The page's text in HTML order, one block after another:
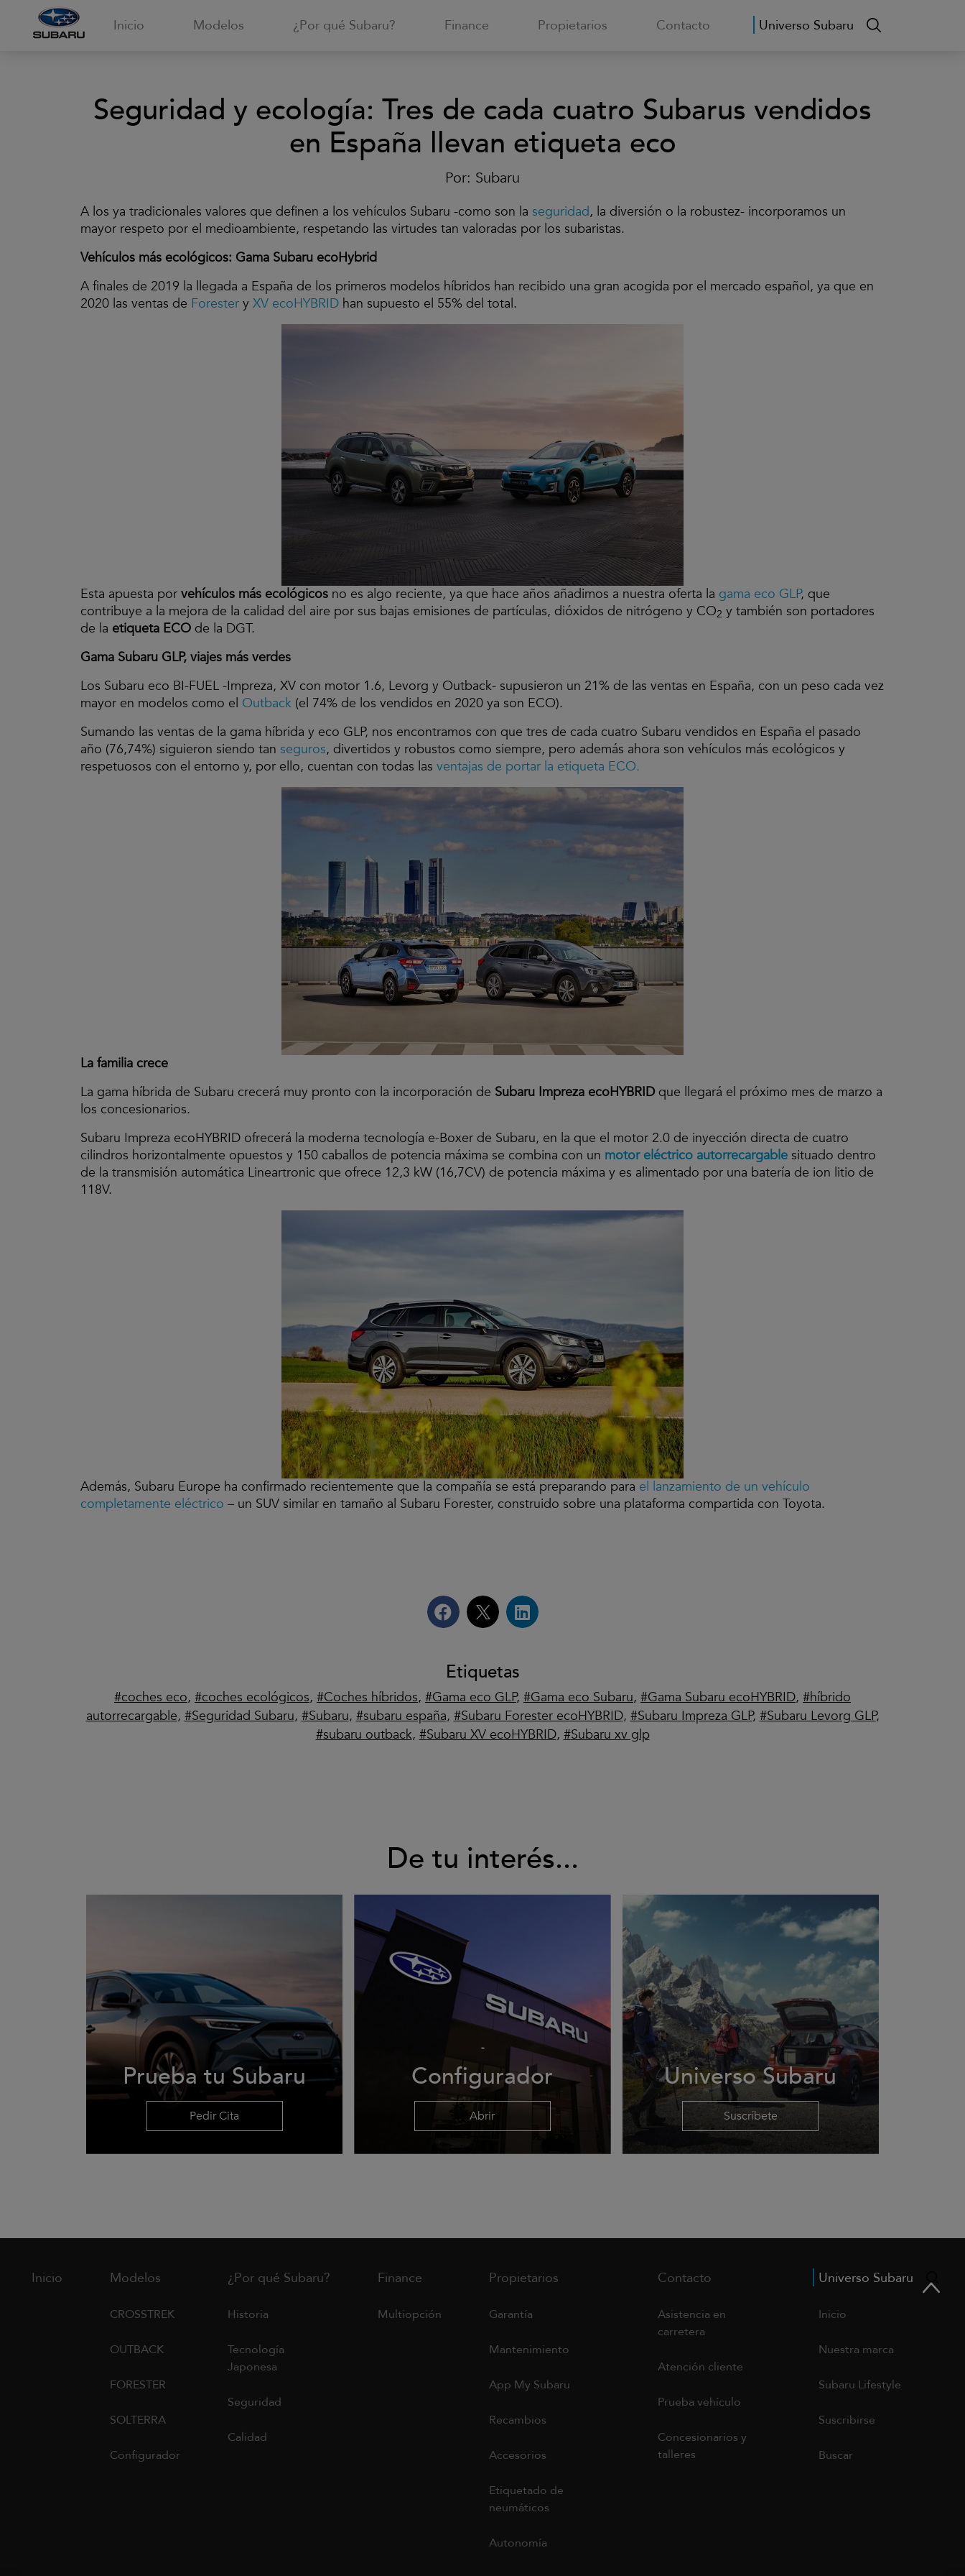
Inicio Modelos ¿Por qué Subaru? Finance Propietarios Contacto Universo Subaru
Seguridad y ecología: Tres de cada cuatro Subarus vendidos
en España llevan etiqueta eco
Por: Subaru
A los ya tradicionales valores que definen a los vehículos Subaru -como son la seguridad, la diversión o la robustez- incorporamos un
mayor respeto por el medioambiente, respetando las virtudes tan valoradas por los subaristas.
Vehículos más ecológicos: Gama Subaru ecoHybrid
A finales de 2019 la llegada a España de los primeros modelos híbridos han recibido una gran acogida por el mercado español, ya que en
2020 las ventas de Forester y XV ecoHYBRID han supuesto el 55% del total.
Esta apuesta por vehículos más ecológicos no es algo reciente, ya que hace años añadimos a nuestra oferta la gama eco GLP, que
contribuye a la mejora de la calidad del aire por sus bajas emisiones de partículas, dióxidos de nitrógeno y CO2 y también son portadores
de la etiqueta ECO de la DGT.
Gama Subaru GLP, viajes más verdes
Los Subaru eco BI-FUEL -Impreza, XV con motor 1.6, Levorg y Outback- supusieron un 21% de las ventas en España, con un peso cada vez
mayor en modelos como el Outback (el 74% de los vendidos en 2020 ya son ECO).
Sumando las ventas de la gama híbrida y eco GLP, nos encontramos con que tres de cada cuatro Subaru vendidos en España el pasado
año (76,74%) siguieron siendo tan seguros, divertidos y robustos como siempre, pero además ahora son vehículos más ecológicos y
respetuosos con el entorno y, por ello, cuentan con todas las ventajas de portar la etiqueta ECO.
La familia crece
La gama híbrida de Subaru crecerá muy pronto con la incorporación de Subaru Impreza ecoHYBRID que llegará el próximo mes de marzo a
los concesionarios.
Subaru Impreza ecoHYBRID ofrecerá la moderna tecnología e-Boxer de Subaru, en la que el motor 2.0 de inyección directa de cuatro
cilindros horizontalmente opuestos y 150 caballos de potencia máxima se combina con un motor eléctrico autorrecargable situado dentro
de la transmisión automática Lineartronic que ofrece 12,3 kW (16,7CV) de potencia máxima y es alimentado por una batería de ion litio de
118V.
Además, Subaru Europe ha confirmado recientemente que la compañía se está preparando para el lanzamiento de un vehículo
completamente eléctrico – un SUV similar en tamaño al Subaru Forester, construido sobre una plataforma compartida con Toyota.
Etiquetas
coches eco, coches ecológicos, Coches híbridos, Gama eco GLP, Gama eco Subaru, Gama Subaru ecoHYBRID,
híbrido
autorrecargable, Seguridad Subaru, Subaru, subaru españa, Subaru Forester ecoHYBRID, Subaru Impreza GLP, Subaru Levorg GLP,
subaru outback, Subaru XV ecoHYBRID, Subaru xv glp
De tu interés...
Prueba tu Subaru
Pedir Cita
Configurador
Abrir
Universo Subaru
Suscríbete
Inicio Modelos
CROSSTREK
OUTBACK
FORESTER
SOLTERRA
Configurador
¿Por qué Subaru?
Historia
Tecnología
Japonesa
Seguridad
Calidad
Finance
Multiopción
Propietarios
Garantía
Mantenimiento
App My Subaru
Recambios
Accesorios
Etiquetado de
neumáticos
Autonomía
Contacto
Asistencia en
carretera
Atención cliente
Prueba vehículo
Concesionarios y
talleres
Universo Subaru
Inicio
Nuestra marca
Subaru Lifestyle
Suscribirse
Buscar